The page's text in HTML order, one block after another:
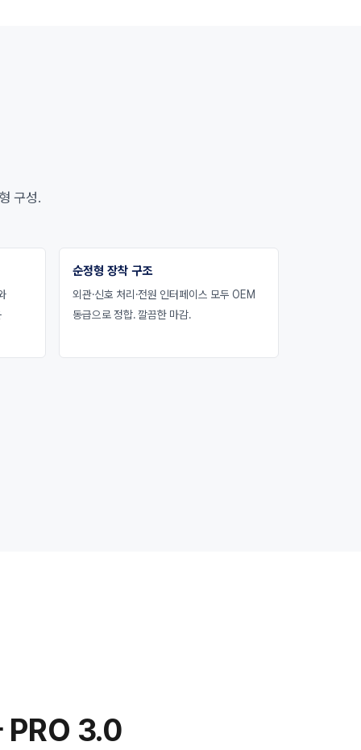
구성.
순정형 장착 구조
외관·신호 처리·전원 인터페이스 모두 OEM
동급으로 정합. 깔끔한 마감.
PRO 3.0